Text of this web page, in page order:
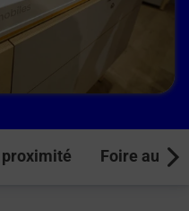
proximité Foire aux